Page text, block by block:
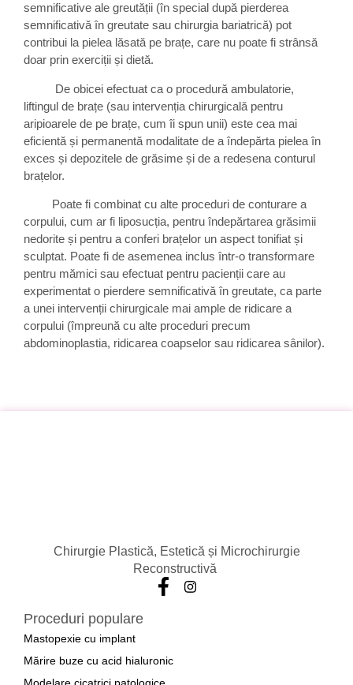
semnificative ale greutății (în special după pierderea
semnificativă în greutate sau chirurgia bariatrică) pot
contribui la pielea lăsată pe brațe, care nu poate fi strânsă
doar prin exerciții și dietă.
De obicei efectuat ca o procedură ambulatorie,
liftingul de brațe (sau intervenția chirurgicală pentru
aripioarele de pe brațe, cum îi spun unii) este cea mai
eficientă și permanentă modalitate de a îndepărta pielea în
exces și depozitele de grăsime și de a redesena conturul
brațelor.
Poate fi combinat cu alte proceduri de conturare a
corpului, cum ar fi liposucția, pentru îndepărtarea grăsimii
nedorite și pentru a conferi brațelor un aspect tonifiat și
sculptat. Poate fi de asemenea inclus într-o transformare
pentru mămici sau efectuat pentru pacienții care au
experimentat o pierdere semnificativă în greutate, ca parte
a unei intervenții chirurgicale mai ample de ridicare a
corpului (împreună cu alte proceduri precum
abdominoplastia, ridicarea coapselor sau ridicarea sânilor).
Chirurgie Plastică, Estetică și Microchirurgie
Reconstructivă
Proceduri populare
Mastopexie cu implant
Mărire buze cu acid hialuronic